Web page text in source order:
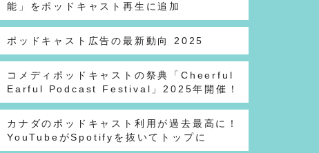
能」をポッドキャスト再生に追加
ポッドキャスト広告の最新動向 2025
コメディポッドキャストの祭典「Cheerful
Earful Podcast Festival」2025年開催！
カナダのポッドキャスト利用が過去最高に！
YouTubeがSpotifyを抜いてトップに